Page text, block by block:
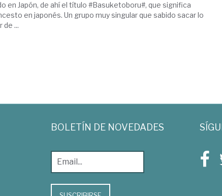
en Japón, de ahí el título #Basuketoboru#, que significa
en japonés. Un grupo muy singular que sabido sacar lo
de ...
BOLETÍN DE NOVEDADES